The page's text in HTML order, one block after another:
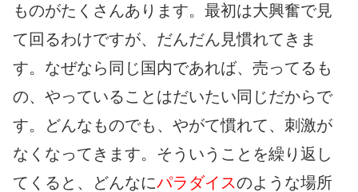
ものがたくさんあります。最初は大興奮で見
て回るわけですが、だんだん見慣れてきま
す。なぜなら同じ国内であれば、売ってるも
の、やっていることはだいたい同じだからで
す。どんなものでも、やがて慣れて、刺激が
なくなってきます。そういうことを繰り返し
てくると、どんなにパラダイスのような場所